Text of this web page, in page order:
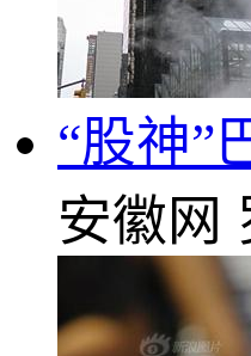
“股神”
安徽网